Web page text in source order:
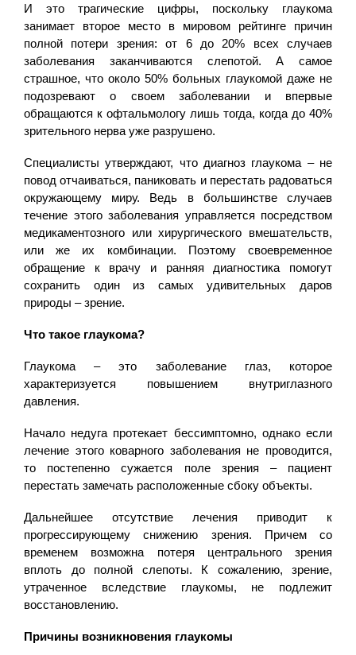
И это трагические цифры, поскольку глаукома
занимает второе место в мировом рейтинге причин
полной потери зрения: от 6 до 20% всех случаев
заболевания заканчиваются слепотой. А самое
страшное, что около 50% больных глаукомой даже не
подозревают о своем заболевании и впервые
обращаются к офтальмологу лишь тогда, когда до 40%
зрительного нерва уже разрушено.
Специалисты утверждают, что диагноз глаукома – не
повод отчаиваться, паниковать и перестать радоваться
окружающему миру. Ведь в большинстве случаев
течение этого заболевания управляется посредством
медикаментозного или хирургического вмешательств,
или же их комбинации. Поэтому своевременное
обращение к врачу и ранняя диагностика помогут
сохранить один из самых удивительных даров
природы – зрение.
Что такое глаукома?
Глаукома – это заболевание глаз, которое
характеризуется повышением внутриглазного
давления.
Начало недуга протекает бессимптомно, однако если
лечение этого коварного заболевания не проводится,
то постепенно сужается поле зрения – пациент
перестать замечать расположенные сбоку объекты.
Дальнейшее отсутствие лечения приводит к
прогрессирующему снижению зрения. Причем со
временем возможна потеря центрального зрения
вплоть до полной слепоты. К сожалению, зрение,
утраченное вследствие глаукомы, не подлежит
восстановлению.
Причины возникновения глаукомы